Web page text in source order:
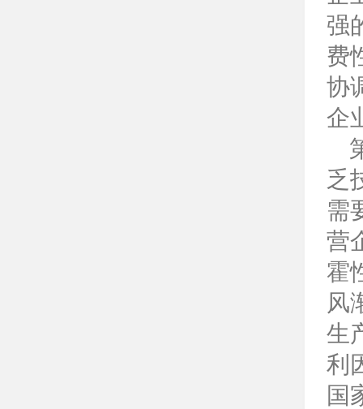
强
费
协
企
乏
需
营
霍
风
生
利
国